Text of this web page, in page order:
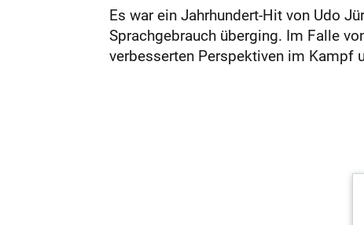
Es war ein Jahrhundert-Hit von Udo
Sprachgebrauch überging. Im Falle
verbesserten Perspektiven im Kampf